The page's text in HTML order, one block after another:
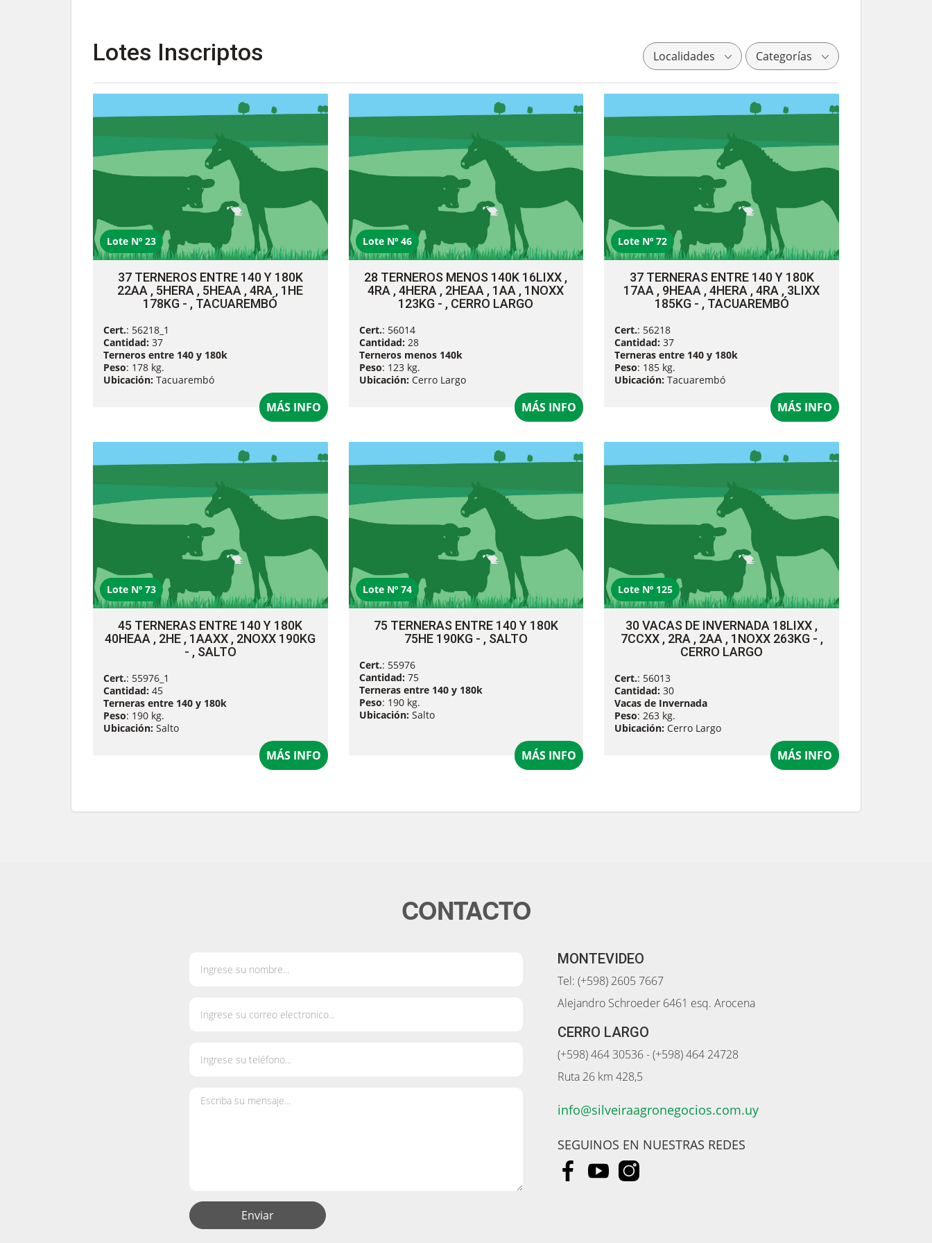
Lotes Inscriptos Localidades Categorías
Lote Nº 23
37 TERNEROS ENTRE 140 Y 180K
22AA , 5HERA , 5HEAA , 4RA , 1HE
178KG - , TACUAREMBÓ
Cert.: 56218_1
Cantidad: 37
Terneros entre 140 y 180k
Peso: 178 kg.
Ubicación: Tacuarembó
MÁS INFO
Lote Nº 46
28 TERNEROS MENOS 140K 16LIXX ,
4RA , 4HERA , 2HEAA , 1AA , 1NOXX
123KG - , CERRO LARGO
Cert.: 56014
Cantidad: 28
Terneros menos 140k
Peso: 123 kg.
Ubicación: Cerro Largo
MÁS INFO
Lote Nº 72
37 TERNERAS ENTRE 140 Y 180K
17AA , 9HEAA , 4HERA , 4RA , 3LIXX
185KG - , TACUAREMBÓ
Cert.: 56218
Cantidad:37
Terneras entre 140 y 180k
Peso: 185 kg.
Ubicación:Tacuarembó
MÁS INFO
Lote Nº 73
45 TERNERAS ENTRE 140 Y 180K
40HEAA , 2HE , 1AAXX , 2NOXX 190KG
- , SALTO
Cert.: 55976_1
Cantidad: 45
Terneras entre 140 y 180k
Peso: 190 kg.
Ubicación: Salto
MÁS INFO
Lote Nº 74
75 TERNERAS ENTRE 140 Y 180K
75HE 190KG - , SALTO
Cert.: 55976
Cantidad: 75
Terneras entre 140 y 180k
Peso: 190 kg.
Ubicación: Salto
MÁS INFO
Lote Nº 125
30 VACAS DE INVERNADA 18LIXX ,
7CCXX , 2RA , 2AA , 1NOXX 263KG - ,
CERRO LARGO
Cert.: 56013
Cantidad:30
Vacas de Invernada
Peso: 263 kg.
Ubicación:Cerro Largo
MÁS INFO
CONTACTO
Enviar
MONTEVIDEO
Tel: (+598) 2605 7667
Alejandro Schroeder 6461 esq. Arocena
CERRO LARGO
(+598) 464 30536 - (+598) 464 24728
Ruta 26 km 428,5
info@silveiraagronegocios.com.uy
SEGUINOS EN NUESTRAS REDES